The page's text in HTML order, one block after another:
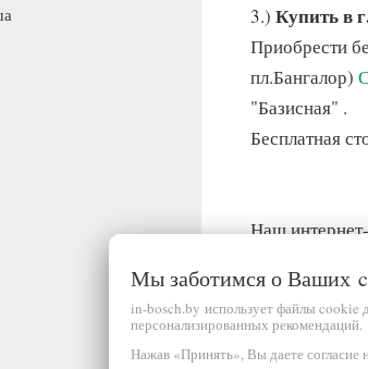
3.) Купить в
Приобрести
пл.Бангалор)
"Базисная" .
Бесплатная
Наш
Являемся
Мы заботимся о Ваших
in-bosch.by использует файлы cookie
персонализированных рекомендаций.
Нажав «Принять», Вы даете согласие